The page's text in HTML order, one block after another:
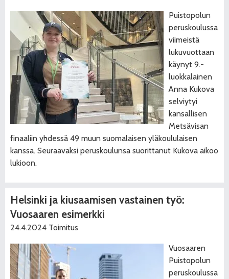
Puistopolun
peruskoulussa
viimeistä
lukuvuottaan
käynyt 9.-
luokkalainen
Anna Kukova
selviytyi
kansallisen
Metsävisan
finaaliin yhdessä 49 muun suomalaisen yläkoululaisen
kanssa. Seuraavaksi peruskoulunsa suorittanut Kukova aikoo
lukioon.
Helsinki ja kiusaamisen vastainen työ:
Vuosaaren esimerkki
24.4.2024 Toimitus
Vuosaaren
Puistopolun
peruskoulussa